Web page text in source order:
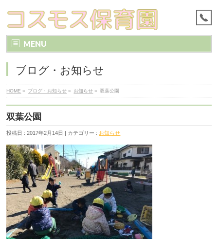
MENU
ブログ・お知らせ
HOME » ブログ・お知らせ » お知らせ » 双葉公園
双葉公園
投稿日 : 2017年2月14日 | カテゴリー : お知らせ